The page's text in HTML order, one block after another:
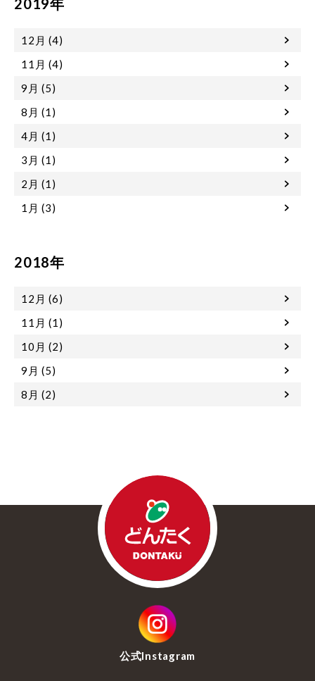
2019年
12月 (4)
11月 (4)
9月 (5)
8月 (1)
4月 (1)
3月 (1)
2月 (1)
1月 (3)
2018年
12月 (6)
11月 (1)
10月 (2)
9月 (5)
8月 (2)
公式Instagram